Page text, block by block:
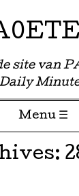
site van
Menu ☰